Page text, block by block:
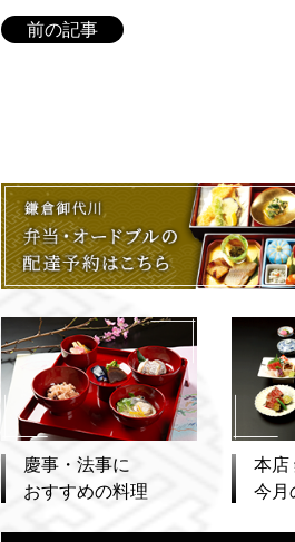
前の記事
慶事・法事に
おすすめの料理
本店
今月